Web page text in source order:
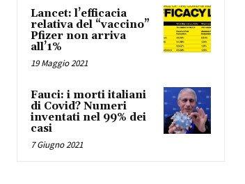
Lancet: l’efficacia
relativa del “vaccino”
Pfizer non arriva
all’1%
19 Maggio 2021
Fauci: i morti italiani
di Covid? Numeri
inventati nel 99% dei
casi
7 Giugno 2021